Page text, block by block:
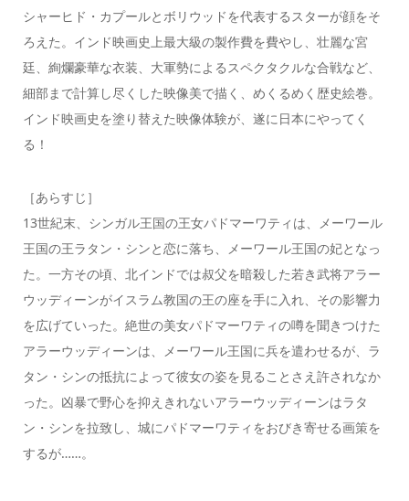
シャーヒド・カプールとボリウッドを代表するスターが顔をそ
ろえた。インド映画史上最大級の製作費を費やし、壮麗な宮
廷、絢爛豪華な衣装、大軍勢によるスペクタクルな合戦など、
細部まで計算し尽くした映像美で描く、めくるめく歴史絵巻。
インド映画史を塗り替えた映像体験が、遂に日本にやってく
る！
［あらすじ］
13世紀末、シンガル王国の王女パドマーワティは、メーワール
王国の王ラタン・シンと恋に落ち、メーワール王国の妃となっ
た。一方その頃、北インドでは叔父を暗殺した若き武将アラー
ウッディーンがイスラム教国の王の座を手に入れ、その影響力
を広げていった。絶世の美女パドマーワティの噂を聞きつけた
アラーウッディーンは、メーワール王国に兵を遣わせるが、ラ
タン・シンの抵抗によって彼女の姿を見ることさえ許されなか
った。凶暴で野心を抑えきれないアラーウッディーンはラタ
ン・シンを拉致し、城にパドマーワティをおびき寄せる画策を
するが……。